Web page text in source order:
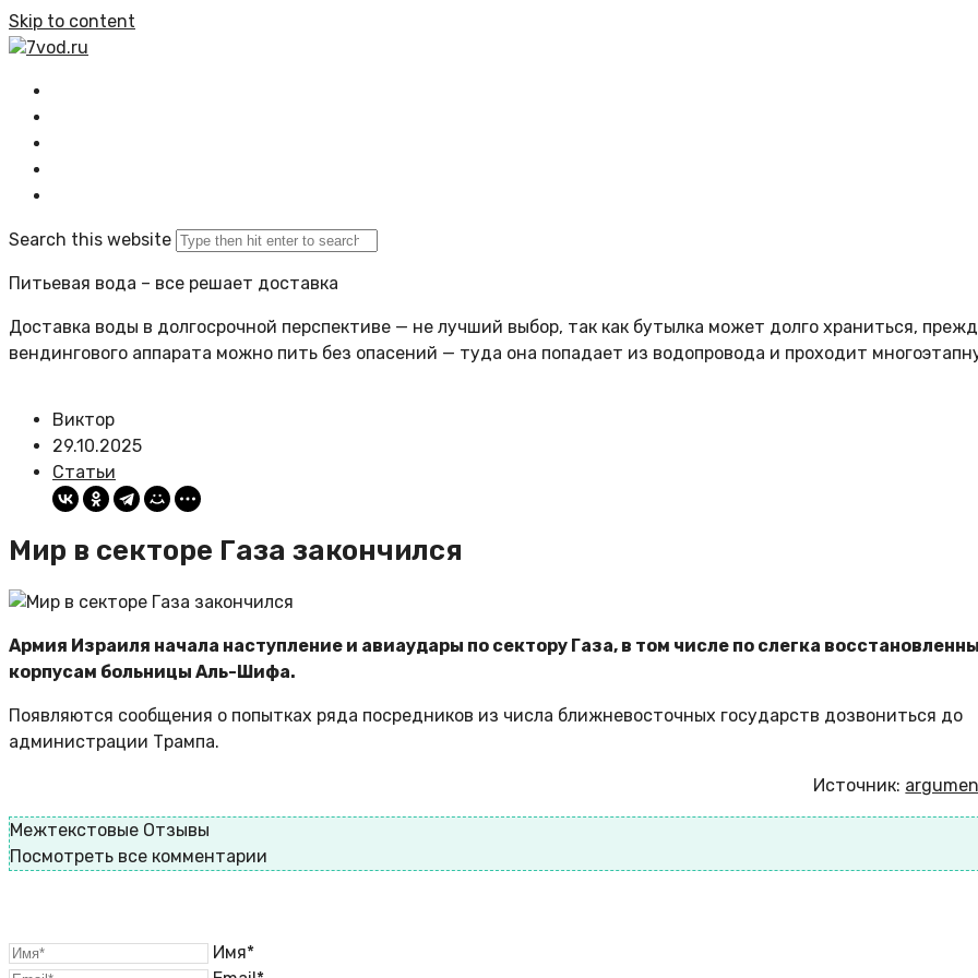
Skip to content
7vod.ru
Search this website
Питьевая вода – все решает доставка
Доставка воды в долгосрочной перспективе — не лучший выбор, так как бутылка может долго храниться,
вендингового аппарата можно пить без опасений — туда она попадает из водопровода и проходит
Виктор
29.10.2025
Статьи
Мир в секторе Газа закончился
Армия Израиля начала наступление и авиаудары по сектору Газа, в том числе по слегка
корпусам больницы Аль-Шифа.
Появляются сообщения о попытках ряда посредников из числа ближневосточных государств дозвониться до
администрации Трампа.
Источник:
Межтекстовые Отзывы
Посмотреть все комментарии
Имя*